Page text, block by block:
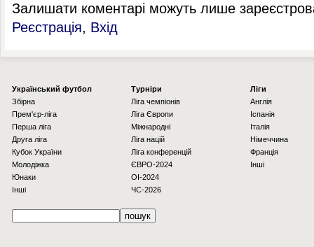
Залишати коментарі можуть лише
Реєстрація, Вхід
Українcький футбол
Збірна
Прем'єр-ліга
Перша ліга
Друга ліга
Кубок України
Молодіжка
Юнаки
Інші
Турніри
Ліга чемпіонів
Ліга Європи
Міжнародні
Ліга націй
Ліга конференцій
ЄВРО-2024
OI-2024
ЧС-2026
Ліги
Англія
Іспанія
Італія
Німеччина
Франція
Інші